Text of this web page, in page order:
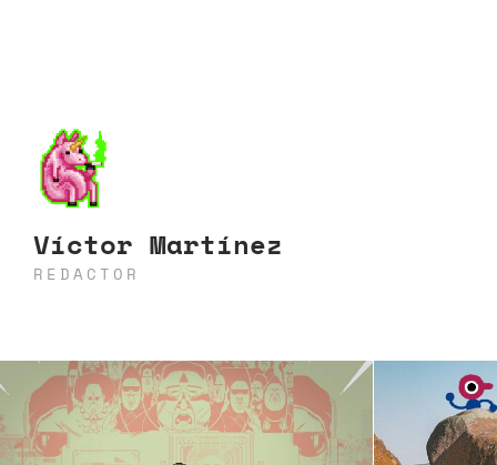
Víctor Martínez
REDACTOR